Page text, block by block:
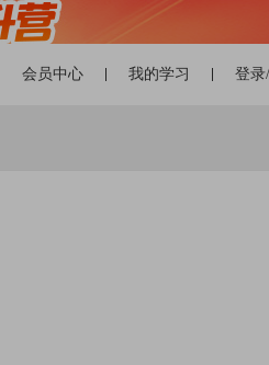
登录
我的学习
会员中心